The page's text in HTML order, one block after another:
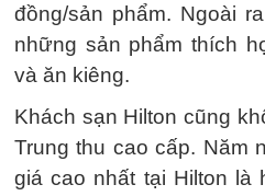
đồng/sản phẩm. Ngoài
những sản phẩm thích
và ăn kiêng.
Khách sạn Hilton cũng
Trung thu cao cấp. Năm
giá cao nhất tại Hilton là